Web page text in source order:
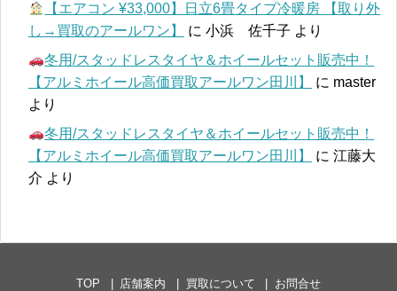
【エアコン ¥33,000】日立6畳タイプ冷暖房 【取り外
し→買取のアールワン】
に 小浜 佐千子 より
冬用/スタッドレスタイヤ＆ホイールセット販売中！
【アルミホイール高価買取アールワン田川】
に master
より
冬用/スタッドレスタイヤ＆ホイールセット販売中！
【アルミホイール高価買取アールワン田川】
に 江藤大
介 より
TOP 店舗案内 買取について お問合せ